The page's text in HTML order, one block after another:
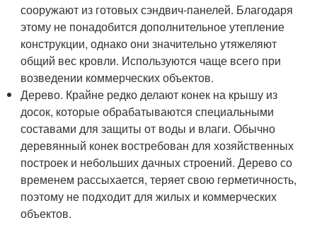
сооружают из готовых сэндвич-панелей. Благодаря
этому не понадобится дополнительное утепление
конструкции, однако они значительно утяжеляют
общий вес кровли. Используются чаще всего при
возведении коммерческих объектов.
Дерево. Крайне редко делают конек на крышу из
досок, которые обрабатываются специальными
составами для защиты от воды и влаги. Обычно
деревянный конек востребован для хозяйственных
построек и небольших дачных строений. Дерево со
временем рассыхается, теряет свою герметичность,
поэтому не подходит для жилых и коммерческих
объектов.